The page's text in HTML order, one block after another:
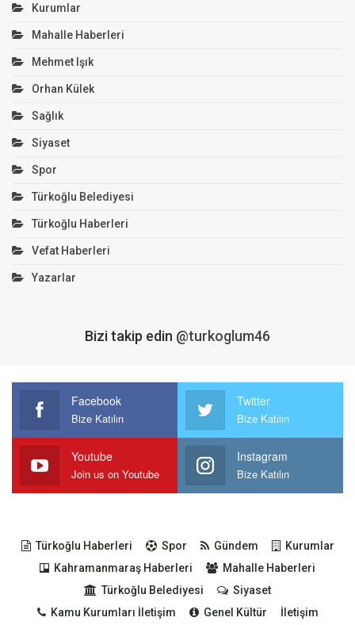
Kurumlar
Mahalle Haberleri
Mehmet Işık
Orhan Külek
Sağlık
Siyaset
Spor
Türkoğlu Belediyesi
Türkoğlu Haberleri
Vefat Haberleri
Yazarlar
Bizi takip edin @turkoglum46
Facebook
Bize Katılın
Twitter
Bize Katılın
Youtube
Join us on Youtube
Instagram
Bize Katılın
Türkoğlu Haberleri Spor Gündem
Kurumlar
Kahramanmaraş Haberleri
Mahalle Haberleri
Türkoğlu Belediyesi
Siyaset
Kamu Kurumları İletişim
Genel Kültür İletişim